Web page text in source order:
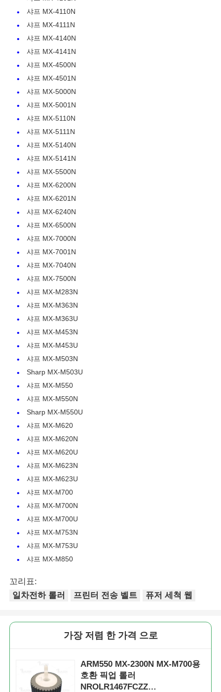
연락처
뉴스
모든 케이스
견적 요청
HP 토너 칩
제로엑스 톤 칩
렉스마크 토너 칩
키오세라 토너 칩
삼성 톤 칩
캐논 토너 칩
OKI 토너 칩
브라더 토너 칩
미놀타 토너 칩
리코 토너 칩
날카로운 칩
프린터 및 복사기 부품
드럼 & 퓨저 유닛
토너 카트리지
판텀 칩
샤프 MX-4110N
샤프 MX-4111N
샤프 MX-4140N
샤프 MX-4141N
샤프 MX-4500N
샤프 MX-4501N
샤프 MX-5000N
샤프 MX-5001N
샤프 MX-5110N
샤프 MX-5111N
샤프 MX-5140N
샤프 MX-5141N
샤프 MX-5500N
샤프 MX-6200N
샤프 MX-6201N
샤프 MX-6240N
샤프 MX-6500N
샤프 MX-7000N
샤프 MX-7001N
샤프 MX-7040N
샤프 MX-7500N
샤프 MX-M283N
샤프 MX-M363N
샤프 MX-M363U
샤프 MX-M453N
샤프 MX-M453U
샤프 MX-M503N
Sharp MX-M503U
샤프 MX-M550
샤프 MX-M550N
Sharp MX-M550U
샤프 MX-M620
샤프 MX-M620N
샤프 MX-M620U
샤프 MX-M623N
샤프 MX-M623U
샤프 MX-M700
샤프 MX-M700N
샤프 MX-M700U
샤프 MX-M753N
샤프 MX-M753U
샤프 MX-M850
꼬리표:
일차전하 롤러
프린터 전송 벨트 퓨저 세척 웹
가장 저렴 한 가격 으로
ARM550 MX-2300N MX-M700용
호환 픽업 롤러
NROLR1467FCZZ